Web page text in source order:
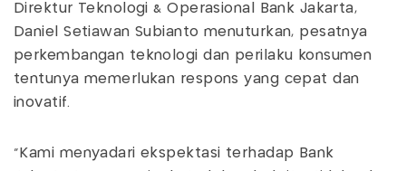
Direktur Teknologi & Operasional Bank Jakarta,
Daniel Setiawan Subianto menuturkan, pesatnya
perkembangan teknologi dan perilaku konsumen
tentunya memerlukan respons yang cepat dan
inovatif.
"Kami menyadari ekspektasi terhadap Bank